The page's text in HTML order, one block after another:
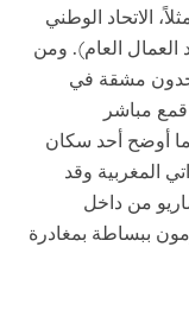
الاتحاد الوطني
العمال العام). ومن
مشقة في
مباشر
أوضح أحد سكان
المغربية وقد
من داخل
ببساطة بمغادرة